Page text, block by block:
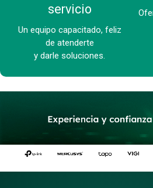
servicio
Un equipo capacitado, feliz
de atenderte
y darle soluciones.